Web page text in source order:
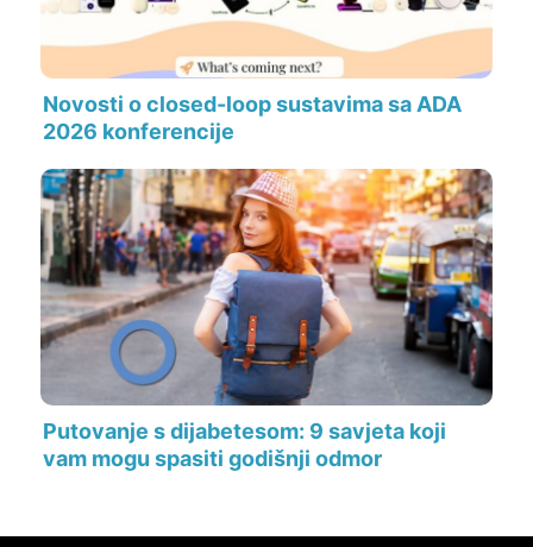
Novosti o closed-loop sustavima sa ADA
2026 konferencije
Putovanje s dijabetesom: 9 savjeta koji
vam mogu spasiti godišnji odmor